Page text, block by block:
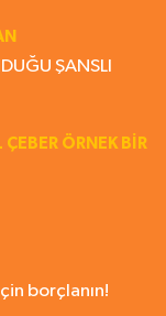
ŞANSLI
ÖRNEK BİR
borçlanın!